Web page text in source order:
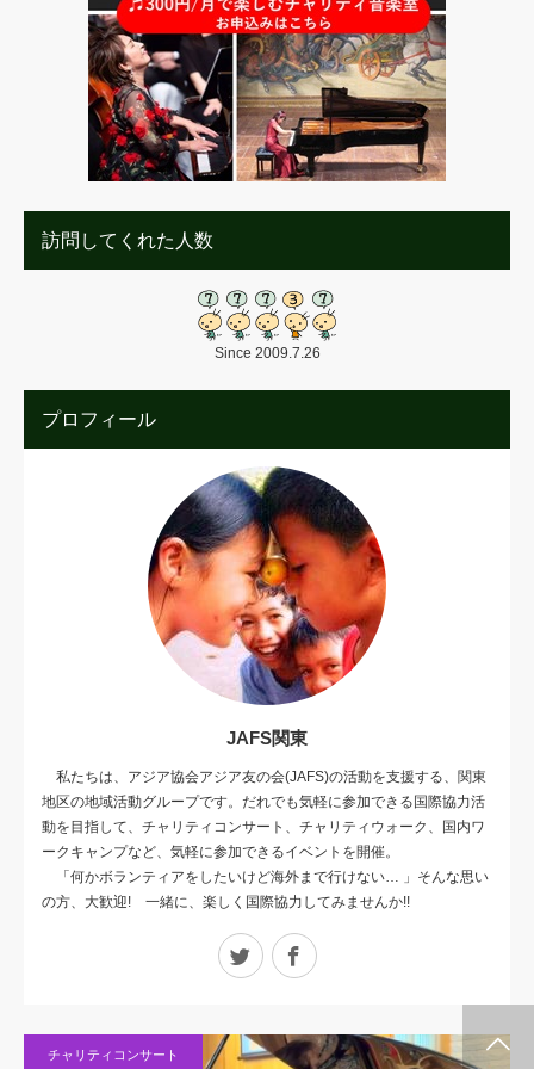
訪問してくれた人数
Since 2009.7.26
プロフィール
JAFS関東
私たちは、アジア協会アジア友の会(JAFS)の活動を支援する、関東
地区の地域活動グループです。だれでも気軽に参加できる国際協力活
動を目指して、チャリティコンサート、チャリティウォーク、国内ワ
ークキャンプなど、気軽に参加できるイベントを開催。
「何かボランティアをしたいけど海外まで行けない… 」そんな思い
の方、大歓迎! 一緒に、楽しく国際協力してみませんか!!
Twitter Facebook
チャリティコンサート
シェア 管理人にメッセージを送る お問合せ（JAFS）